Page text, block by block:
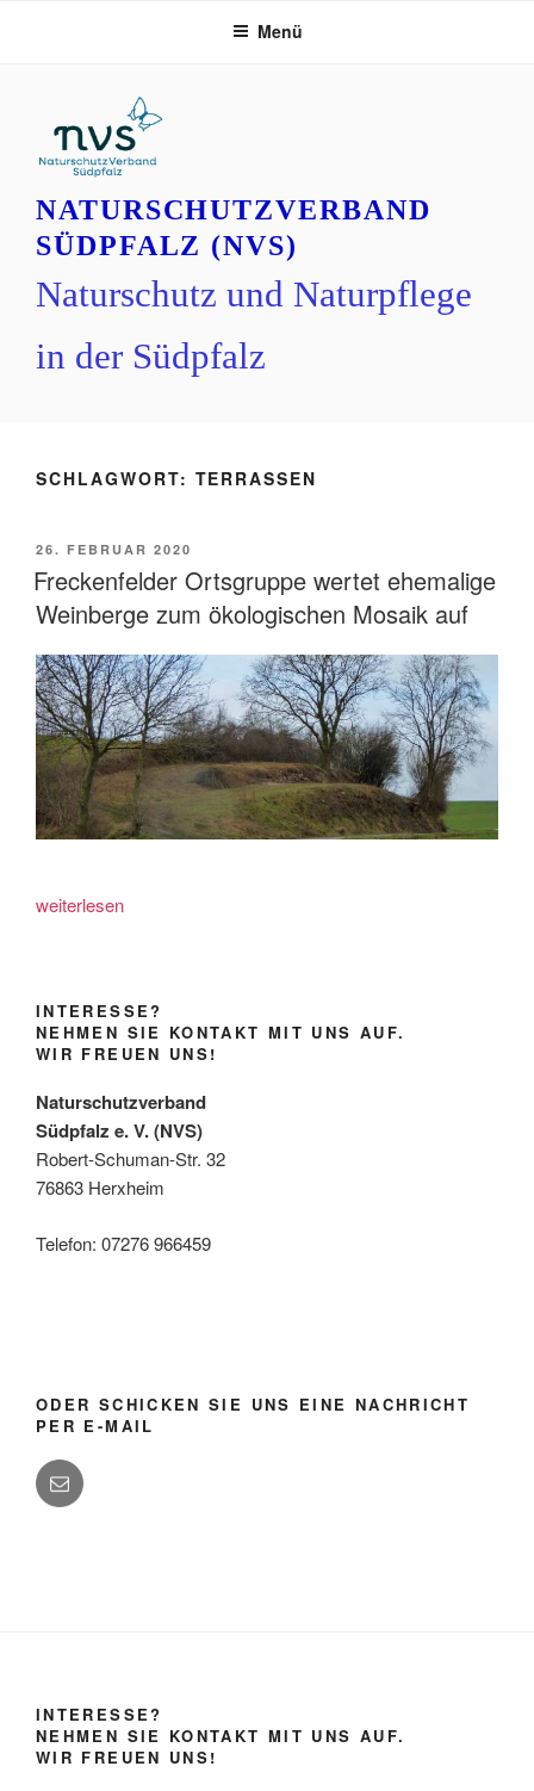
NATURSCHUTZVERBAND
SÜDPFALZ (NVS)
Naturschutz und Naturpflege
in der Südpfalz
Menü
SCHLAGWORT: TERRASSEN
VERÖFFENTLICHT
AM
26. FEBRUAR 2020
Freckenfelder Ortsgruppe wertet ehemalige
Weinberge zum ökologischen Mosaik auf
„Freckenfelder
Weinberge
zum
Mosaik
auf“
weiterlesen
INTERESSE?
NEHMEN SIE KONTAKT MIT UNS AUF.
WIR FREUEN UNS!
Naturschutzverband
Südpfalz e. V. (NVS)
Robert-Schuman-Str. 32
76863 Herxheim
Telefon: 07276 966459
ODER SCHICKEN SIE UNS EINE NACHRICHT
PER E-MAIL
INTERESSE?
NEHMEN SIE KONTAKT MIT UNS AUF.
WIR FREUEN UNS!